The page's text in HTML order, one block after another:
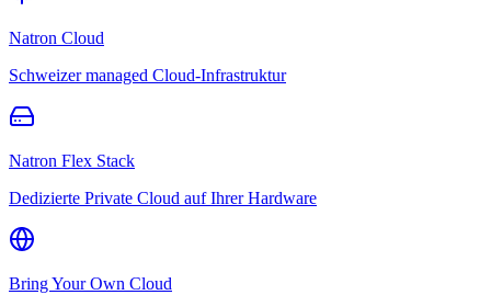
Natron Cloud
Schweizer managed Cloud-Infrastruktur
Natron Flex Stack
Dedizierte Private Cloud auf Ihrer Hardware
Bring Your Own Cloud